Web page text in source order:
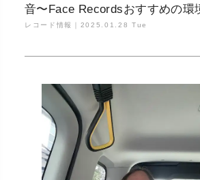
音〜Face Recordsおすすめの環
レコード情報｜ 2025.01.28 Tue